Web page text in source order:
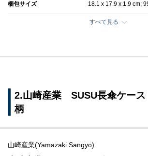
梱包サイズ 18.1 x 17.9 x 1.9 cm;
すべて見る
2.山崎産業 SUSU長傘ケー
柄
山崎産業(Yamazaki Sangyo)